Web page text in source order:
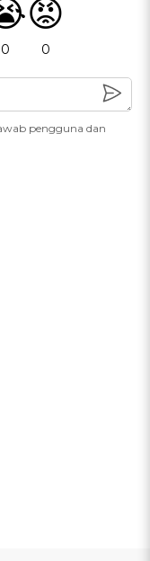
0
😡
0
pengguna dan